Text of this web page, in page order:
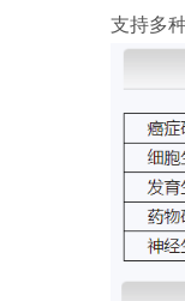
支持多